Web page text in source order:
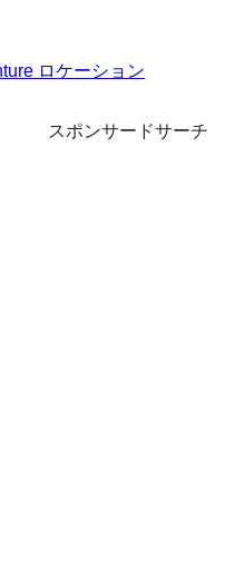
ロケーション
スポンサードサーチ